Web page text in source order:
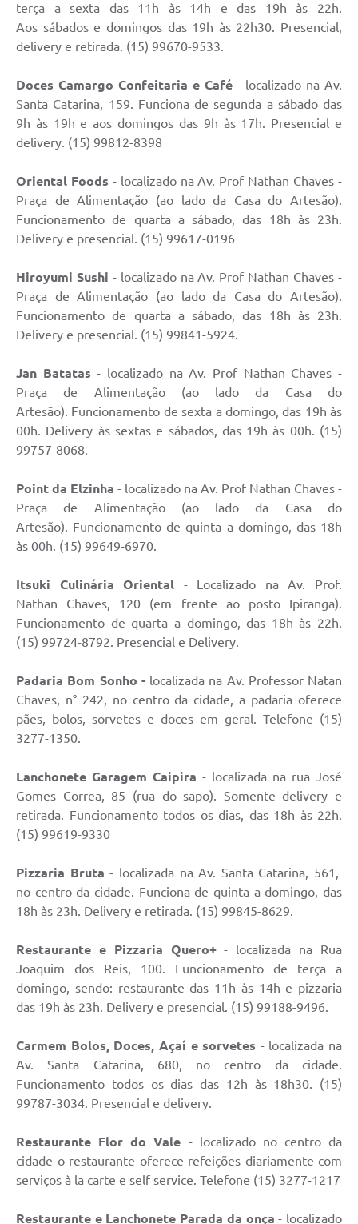
Controle Interno
Defesa Civil
Ouvidoria
Hotsites
IPTU PREMIADO
LGPD
Webmail
A Prefeitura
Imprensa
Galeria de Fotos
Audiências Públicas
Arquivos para Download
Galeria de Vídeos
Secretarias
Projetos
Licitações
Concursos
Links
Emprega
Jornal
SIC
Diário Oficial
Notícias
Contato
terça a sexta das 11h às 14h e das 19h às 22h.
Aos sábados e domingos das 19h às 22h30. Presencial,
delivery e retirada. (15) 99670-9533.
Doces Camargo Confeitaria e Café- localizado na Av.
Santa Catarina, 159. Funciona de segunda a sábado das
9h às 19h e aos domingos das 9h às 17h. Presencial e
delivery. (15) 99812-8398
Oriental Foods - localizado na Av. Prof Nathan Chaves -
Praça de Alimentação (ao lado da Casa do Artesão).
Funcionamento de quarta a sábado, das 18h às 23h.
Delivery e presencial. (15) 99617-0196
Hiroyumi Sushi - localizado na Av. Prof Nathan Chaves -
Praça de Alimentação (ao lado da Casa do Artesão).
Funcionamento de quarta a sábado, das 18h às 23h.
Delivery e presencial. (15) 99841-5924.
Jan Batatas - localizado na Av. Prof Nathan Chaves -
Praça de Alimentação (ao lado da Casa do
Artesão). Funcionamento de sexta a domingo, das 19h às
00h. Delivery às sextas e sábados, das 19h às 00h. (15)
99757-8068.
Point da Elzinha - localizado na Av. Prof Nathan Chaves -
Praça de Alimentação (ao lado da Casa do
Artesão). Funcionamento de quinta a domingo, das 18h
às 00h. (15) 99649-6970.
Itsuki Culinária Oriental - Localizado na Av. Prof.
Nathan Chaves, 120 (em frente ao posto Ipiranga).
Funcionamento de quarta a domingo, das 18h às 22h.
(15) 99724-8792. Presencial e Delivery.
Padaria Bom Sonho - localizada na Av. Professor Natan
Chaves, n° 242, no centro da cidade, a padaria oferece
pães, bolos, sorvetes e doces em geral. Telefone (15)
3277-1350.
Lanchonete Garagem Caipira - localizada na rua José
Gomes Correa, 85 (rua do sapo). Somente delivery e
retirada. Funcionamento todos os dias, das 18h às 22h.
(15) 99619-9330
Pizzaria Bruta - localizada na Av. Santa Catarina, 561,
no centro da cidade. Funciona de quinta a domingo, das
18h às 23h. Delivery e retirada. (15) 99845-8629.
Restaurante e Pizzaria Quero+- localizada na Rua
Joaquim dos Reis, 100. Funcionamento de terça a
domingo, sendo: restaurante das 11h às 14h e pizzaria
das 19h às 23h. Delivery e presencial. (15) 99188-9496.
Carmem Bolos, Doces, Açaí e sorvetes - localizada na
Av. Santa Catarina, 680, no centro da cidade.
Funcionamento todos os dias das 12h às 18h30. (15)
99787-3034. Presencial e delivery.
Restaurante Flor do Vale - localizado no centro da
cidade o restaurante oferece refeições diariamente com
serviços à la carte e self service. Telefone (15) 3277-1217
Restaurante e Lanchonete Parada da onça- localizado